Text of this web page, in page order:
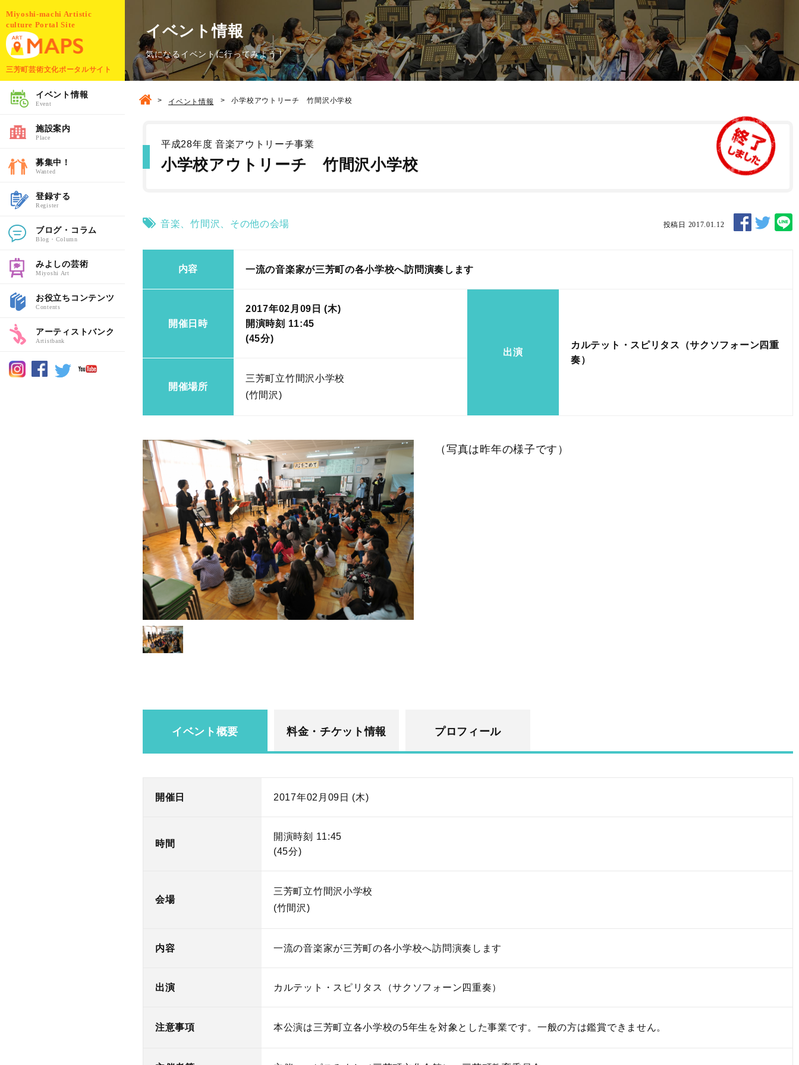
Miyoshi-machi Artistic
culture Portal Site
三芳町芸術文化ポータルサイト
イベント情報
Event
施設案内
Place
募集中！
Wanted
登録する
Register
ブログ・コラム
Blog・Column
みよしの芸術
Miyoshi Art
お役立ちコンテンツ
Contents
アーティストバンク
Artistbank
イベント情報
気になるイベントに行ってみよう！
> イベント情報 > 小学校アウトリーチ 竹間沢小学校
平成28年度 音楽アウトリーチ事業
小学校アウトリーチ 竹間沢小学校
音楽 、竹間沢 その他の会場 投稿日 2017.01.12
内容 一流の音楽家が三芳町の各小学校へ訪問演奏します
開催日時
2017年02月09日 (木)
開演時刻 11:45
(45分)
出演
カルテット・スピリタス（サクソフォーン四重
奏）
開催場所
三芳町立竹間沢小学校
(竹間沢)
（写真は昨年の様子です）
イベント概要 料金・チケット情報 プロフィール
開催日 2017年02月09日 (木)
時間
開演時刻 11:45
(45分)
会場
三芳町立竹間沢小学校
(竹間沢)
内容 一流の音楽家が三芳町の各小学校へ訪問演奏します
出演 カルテット・スピリタス（サクソフォーン四重奏）
注意事項 本公演は三芳町立各小学校の5年生を対象とした事業です。一般の方は鑑賞できません。